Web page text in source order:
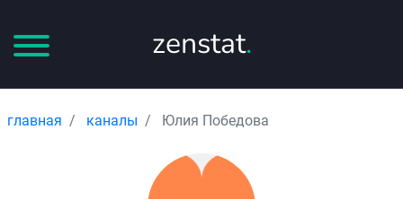
zenstat.
главная каналы Юлия Победова